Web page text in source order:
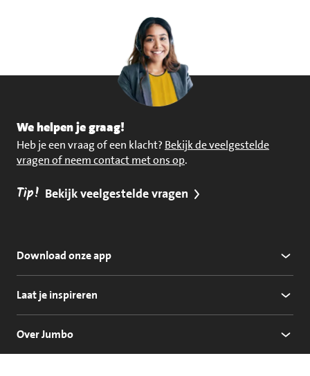
We helpen je graag!
Heb je een vraag of een klacht? Bekijk de veelgestelde
vragen of neem contact met ons op.
Tip! Bekijk veelgestelde vragen
Download onze app
Laat je inspireren
Over Jumbo